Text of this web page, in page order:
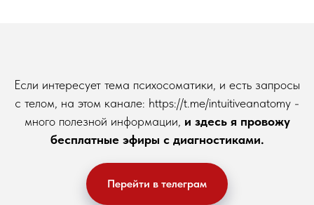
Если интересует тема психосоматики, и есть запросы
с телом, на этом канале: https://t.me/intuitiveanatomy -
много полезной информации, и здесь я провожу
бесплатные эфиры с диагностиками.
Перейти в телеграм